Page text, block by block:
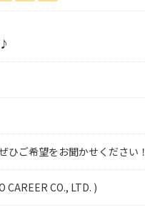
ひご希望をお聞かせください！
CAREER CO., LTD. )